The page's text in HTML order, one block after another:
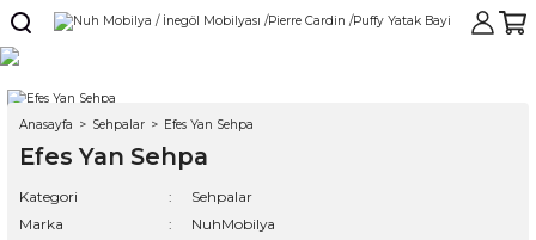
Anasayfa Sehpalar Efes Yan Sehpa
Efes Yan Sehpa
Kategori
Sehpalar
Marka
NuhMobilya